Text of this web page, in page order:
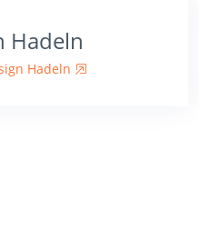
Hadeln
Hadeln